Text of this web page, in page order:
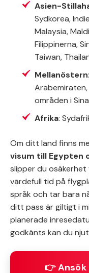
Asien-
Sydkorea,
Malaysia,
Filippinerna,
Taiwan,
Mellanöstern
områden i
Afrika:
Om ditt land finns
visum till Egypten
slipper du
värdefull tid på
språk och tar bara
ditt pass är giltigt i
planerade
godkänts kan du
👉